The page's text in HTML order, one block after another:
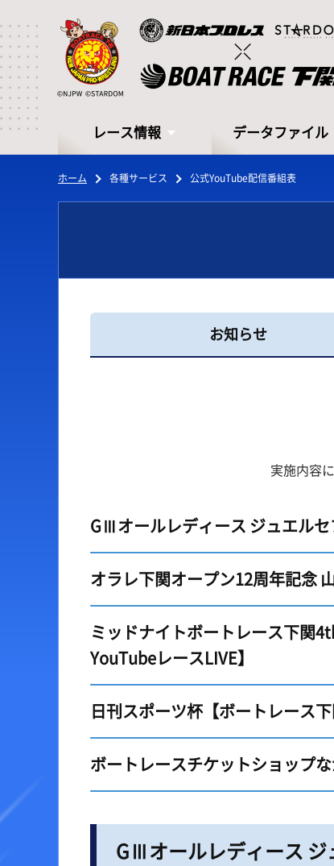
レース情報
レース情報
シリーズインデックス
データファイル
データファイル
モーターデータ
ホーム 各種サービス 公式YouTube配信番組表
お知らせ
実施内容
GⅢオールレディース ジュエルセ
オラレ下関オープン12周年記念
ミッドナイトボートレース下関
YouTubeレースLIVE】
日刊スポーツ杯【ボートレース
ボートレースチケットショップ
GⅢオールレディース ジ